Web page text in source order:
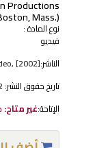
Productions
Mass.)
نوع المادة :
فيديو
الناشر:[2002]
تاريخ حقوق النشر:
الإتاحة:غير متاح: